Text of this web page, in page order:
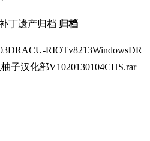
丁遗产归档 归档
RIOTv8213WindowsDR
子汉化部V1020130104CHS.rar